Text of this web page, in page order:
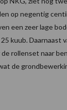
op negentig
een zeer lage
kuub. Daarnaast
rollenset naar
de